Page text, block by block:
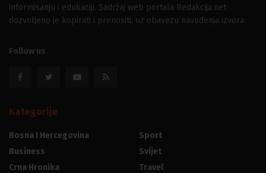
informisanju i edukaciji. Sadržaj web portala Redakcija.net
dozvoljeno je kopirati i prenositi, uz obavezu navođenja izvora
Follow us
Kategorije
Bosna I Hercegovina
Business
Crna Hronika
Sport
Svijet
Travel